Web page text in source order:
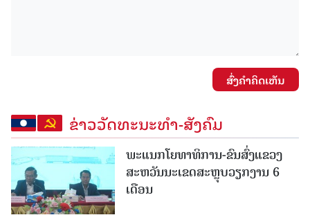
ສົ່ງຄໍາຄິດເຫັນ
ຂ່າວວັດທະນະທຳ-ສັງຄົມ
ພະແນກໂຍທາທິການ-ຂົນສົ່ງແຂວງ
ສະຫວັນນະເຂດສະຫຼຸບວຽກງານ 6
ເດືອນ